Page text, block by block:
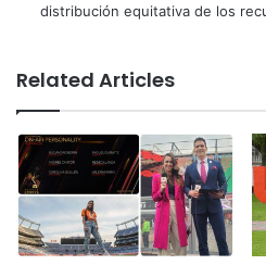
distribución equitativa de los
Related Articles